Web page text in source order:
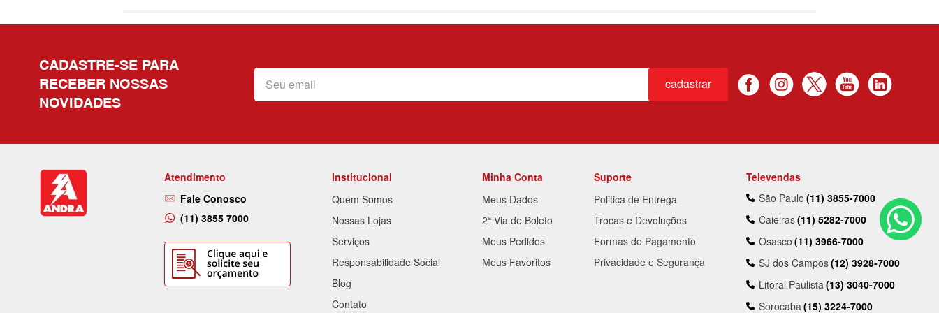
CADASTRE-SE PARA
RECEBER NOSSAS
NOVIDADES
cadastrar
Atendimento
Fale Conosco
(11) 3855 7000
Institucional
Quem Somos
Nossas Lojas
Serviços
Responsabilidade Social
Blog
Contato
Minha Conta
Meus Dados
2ª Via de Boleto
Meus Pedidos
Meus Favoritos
Suporte
Politica de Entrega
Trocas e Devoluções
Formas de Pagamento
Privacidade e Segurança
Televendas
São Paulo (11) 3855-7000
Caieiras(11) 5282-7000
Osasco (11) 3966-7000
SJ dos Campos(12) 3928-7000
Litoral Paulista(13) 3040-7000
Sorocaba(15) 3224-7000